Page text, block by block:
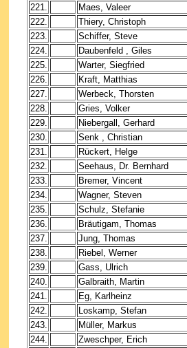
221.
Maes, Valeer
222.
Thiery, Christoph
223.
Schiffer, Steve
224.
Daubenfeld , Giles
225.
Warter, Siegfried
226.
Kraft, Matthias
227.
Werbeck, Thorsten
228.
Gries, Volker
229.
Niebergall, Gerhard
230.
Senk , Christian
231.
Rückert, Helge
232.
Seehaus, Dr. Bernhard
233.
Bremer, Vincent
234.
Wagner, Steven
235.
Schulz, Stefanie
236.
Bräutigam, Thomas
237.
Jung, Thomas
238.
Riebel, Werner
239.
Gass, Ulrich
240.
Galbraith, Martin
241.
Eg, Karlheinz
242.
Loskamp, Stefan
243.
Müller, Markus
244.
Zweschper, Erich